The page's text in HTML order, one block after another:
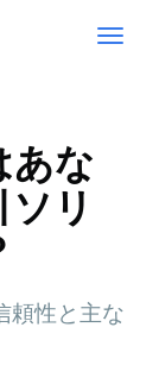
な
リ
頼性と主な